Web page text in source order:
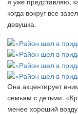
когда вокруг все
девушка.
Она акцентирует
семьям с детьми.
менее хороший